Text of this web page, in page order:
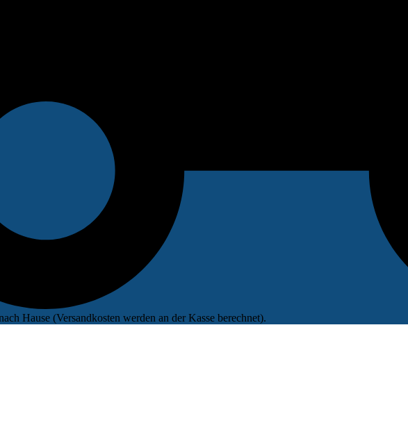
Hause (Versandkosten werden an der Kasse berechnet).